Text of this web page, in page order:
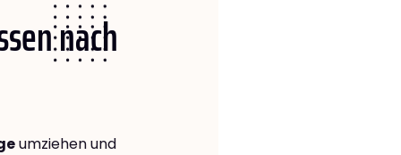
nach
umziehen und